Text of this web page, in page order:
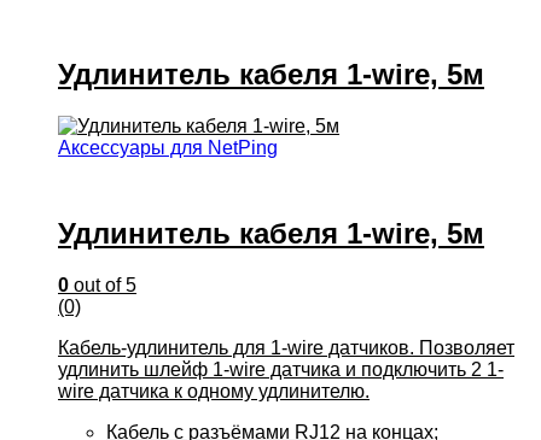
Удлинитель кабеля 1-wire, 5м
Аксессуары для NetPing
Удлинитель кабеля 1-wire, 5м
0 out of 5
(0)
Кабель-удлинитель для 1-wire датчиков. Позволяет
удлинить шлейф 1-wire датчика и подключить 2 1-
wire датчика к одному удлинителю.
Кабель с разъёмами RJ12 на концах;